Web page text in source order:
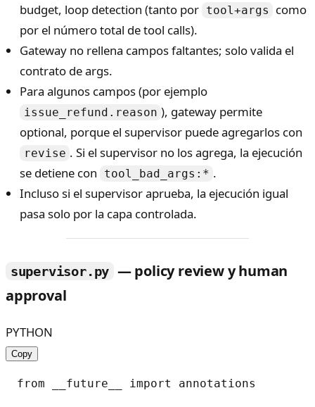
budget, loop detection (tanto por tool+args
como
por el número total de tool calls).
Gateway no rellena campos faltantes; solo valida el
contrato de args.
Para algunos campos (por ejemplo
issue_refund.reason ), gateway permite
optional, porque el supervisor puede agregarlos con
revise . Si el supervisor no los agrega, la ejecución
se detiene con
tool_bad_args:* .
Incluso si el supervisor aprueba, la ejecución igual
pasa solo por la capa controlada.
supervisor.py — policy review y human
approval
PYTHON
Copy
from __future__ import annotations